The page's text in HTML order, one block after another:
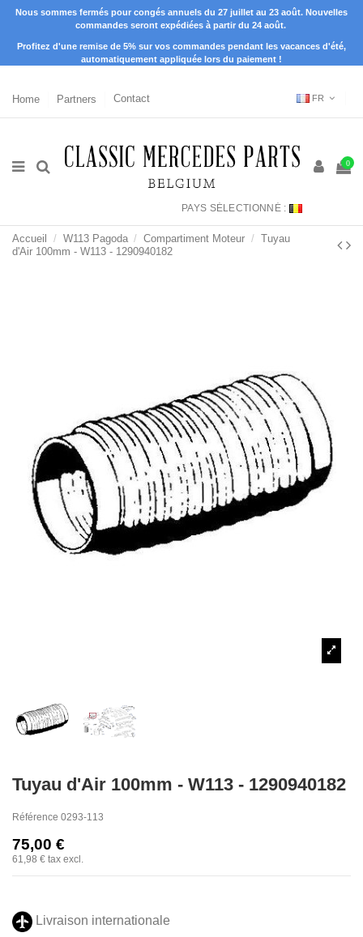
Nous sommes fermés pour congés annuels du 27 juillet au 23 août. Nouvelles
commandes seront expédiées à partir du 24 août.
Profitez d'une remise de 5% sur vos commandes pendant les vacances d'été,
automatiquement appliquée lors du paiement !
Home Partners Contact FR
0
PAYS SÉLECTIONNÉ :
Accueil W113 Pagoda Compartiment Moteur
Tuyau
d'Air 100mm - W113 - 1290940182
Tuyau d'Air 100mm - W113 - 1290940182
Référence 0293-113
75,00 €
61,98 € tax excl.
Livraison internationale